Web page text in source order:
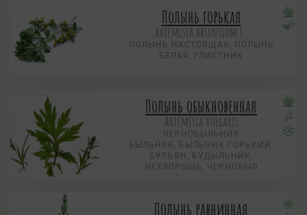
Полынь горькая
Artemisia absintium L.
ПОЛЫНЬ НАСТОЯЩАЯ, ПОЛЫНЬ
БЕЛАЯ, ГЛИСТНИК
Полынь обыкновенная
Artemisia vulgaris
ЧЕРНОБЫЛЬНИК
БЫЛЬНЯК, БЫЛЬНИК ГОРЬКИЙ,
БУРЬЯН, БУДЫЛЬНИК,
НЕХВОРОЩЬ, ЧЕРНОБЫЛ
Полынь равнинная